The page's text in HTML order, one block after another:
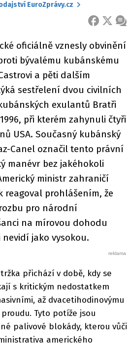
EuroZprávy.cz
FACEBOOK
X
oficiálně vznesly obvinění
bývalému kubánskému
a pěti dalším
sestřelení dvou civilních
exulantů Bratři
při kterém zahynuli čtyři
USA. Současný kubánský
Canel označil tento právní
manévr bez jakéhokoli
ministr zahraničí
reagoval prohlášením, že
pro národní
na mírovou dohodu
nevidí jako vysokou.
přichází v době, kdy se
s kritickým nedostatkem
až dvacetihodinovýmu
Tyto potíže jsou
palivové blokády, kterou vůči
amerického